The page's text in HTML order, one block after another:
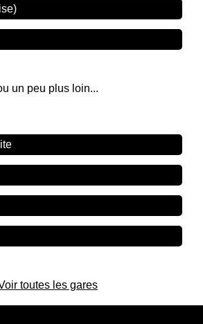
un peu plus loin...
toutes les gares